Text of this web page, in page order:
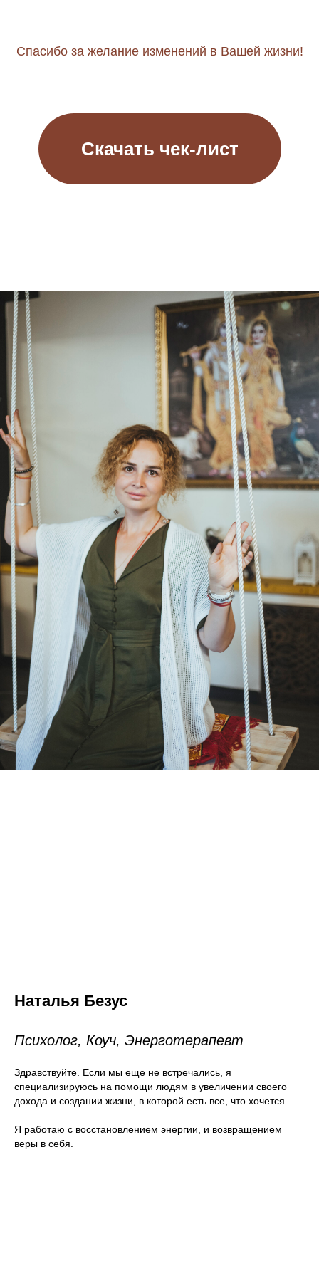
Спасибо за желание изменений в Вашей жизни!
Скачать чек-лист
Наталья Безус
Психолог, Коуч, Энерготерапевт
Здравствуйте. Если мы еще не встречались, я
специализируюсь на помощи людям в увеличении своего
дохода и создании жизни, в которой есть все, что хочется.
Я работаю с восстановлением энергии, и возвращением
веры в себя.